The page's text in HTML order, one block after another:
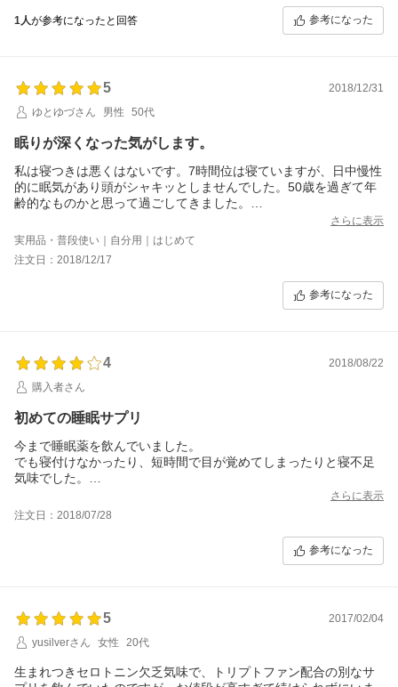
1人が参考になったと回答 参考になった
5
2018/12/31
ゆとゆづさん
男性 50代
眠りが深くなった気がします。
私は寝つきは悪くはないです。7時間位は寝ていますが、日中慢性
的に眠気があり頭がシャキッとしませんでした。50歳を過ぎて年
齢的なものかと思って過ごしてきました。
でも、たまに頭がスッキリしている日があるので、深く眠れた日
はスッキリするのかと思いサプリメントを探したところグッドナ
イト27000が良さそうなので購入してみました。
購入してから10日経ちましたが、今のところ起きて頭がスッキリ
グッドナイト27000のおかげでしっかりと眠れているのだと思い
さらに表示
実用品・普段使い｜自分用｜はじめて
注文日：2018/12/17
参考になった
4
2018/08/22
購入者さん
初めての睡眠サプリ
今まで睡眠薬を飲んでいました。
でも寝付けなかったり、短時間で目が覚めてしまったりと寝不足
気味でした。
医師とも相談しましたが、睡眠薬はこれ以上出せないとのことで
気休めにと買って飲んでみたら
ただやはり値段がお高いので継続して飲むのがむずかしいような
さらに表示
注文日：2018/07/28
参考になった
5
2017/02/04
yusilverさん
女性 20代
生まれつきセロトニン欠乏気味で、トリプトファン配合の別なサ